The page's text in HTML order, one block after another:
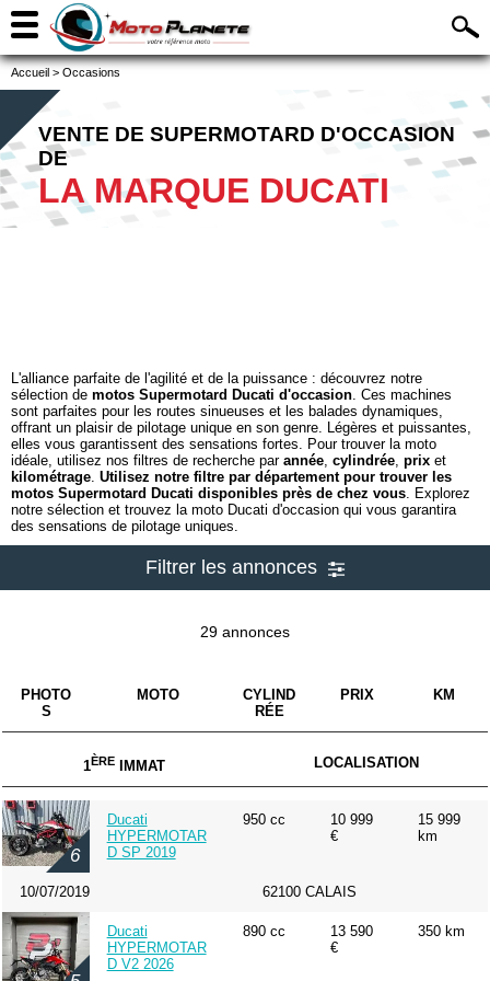
Accueil > Occasions
VENTE DE SUPERMOTARD D'OCCASION
DE
LA MARQUE DUCATI
L'alliance parfaite de l'agilité et de la puissance : découvrez notre
sélection de motos Supermotard Ducati d'occasion. Ces machines
sont parfaites pour les routes sinueuses et les balades dynamiques,
offrant un plaisir de pilotage unique en son genre. Légères et puissantes,
elles vous garantissent des sensations fortes. Pour trouver la moto
idéale, utilisez nos filtres de recherche par année, cylindrée, prix et
kilométrage. Utilisez notre filtre par département pour trouver les
motos Supermotard Ducati disponibles près de chez vous. Explorez
notre sélection et trouvez la moto Ducati d'occasion qui vous garantira
des sensations de pilotage uniques.
Filtrer les annonces
29 annonces
PHOTO
S
MOTO
CYLIND
RÉE
PRIX KM
1ÈREIMMAT LOCALISATION
6
Ducati
HYPERMOTAR
D SP 2019
950 cc
10 999
€
15 999
km
10/07/2019 62100 CALAIS
Ducati
HYPERMOTAR
D V2 2026
890 cc
13 590
€
350 km